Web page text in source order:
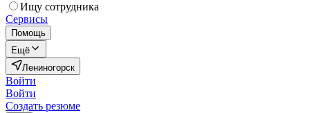
Ищу сотрудника
Сервисы
Помощь
Ещё
Лениногорск
Войти
Войти
Создать резюме